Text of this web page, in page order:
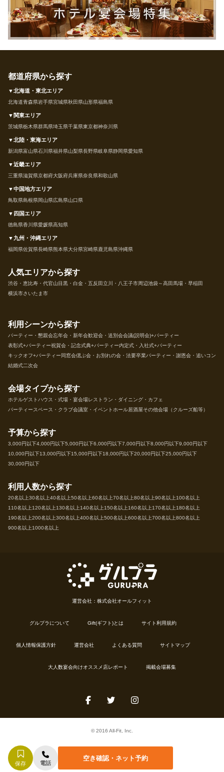
保存 電話
空き確認・ネット予約
都道府県から探す
▼北海道・東北エリア
北海道青森県岩手県宮城県秋田県山形県福島県
▼関東エリア
茨城県栃木県群馬県埼玉県千葉県東京都神奈川県
▼北陸・東海エリア
新潟県富山県石川県福井県山梨県長野県岐阜県静岡県愛知県
▼近畿エリア
三重県滋賀県京都府大阪府兵庫県奈良県和歌山県
▼中国地方エリア
鳥取県島根県岡山県広島県山口県
▼四国エリア
徳島県香川県愛媛県高知県
▼九州・沖縄エリア
福岡県佐賀県長崎県熊本県大分県宮崎県鹿児島県沖縄県
人気エリアから探す
渋谷・恵比寿・代官山目黒・白金・五反田立川・八王子市周辺池袋～高田馬場・早稲田
横浜市さいたま市
利用シーンから探す
パーティー・懇親会忘年会・新年会歓迎会・送別会会議(説明会)+パーティー
表彰式+パーティー祝賀会・記念式典+パーティー内定式・入社式+パーティー
キックオフ+パーティー 同窓会偲ぶ会・お別れの会・法要卒業パーティー・謝恩会・追いコン
結婚式二次会
会場タイプから探す
ホテルゲストハウス・式場・宴会場レストラン・ダイニング・カフェ
パーティースペース・クラブ会議室・イベントホール居酒屋その他会場（クルーズ船等）
予算から探す
3,000円以下4,000円以下5,000円以下6,000円以下7,000円以下8,000円以下9,000円以下
10,000円以下13,000円以下15,000円以下18,000円以下20,000円以下25,000円以下
30,000円以下
利用人数から探す
20名以上30名以上40名以上50名以上60名以上70名以上80名以上90名以上100名以上
110名以上120名以上130名以上140名以上150名以上160名以上170名以上180名以上
190名以上200名以上300名以上400名以上500名以上600名以上700名以上800名以上
900名以上1000名以上
運営会社：株式会社オールフィット
グルプラについて Gift(ギフト)とは サイト利用規約
個人情報保護方針 運営会社 よくある質問 サイトマップ
大人数宴会向けオススメ店レポート 掲載会場募集
© 2016 All-Fit, Inc.